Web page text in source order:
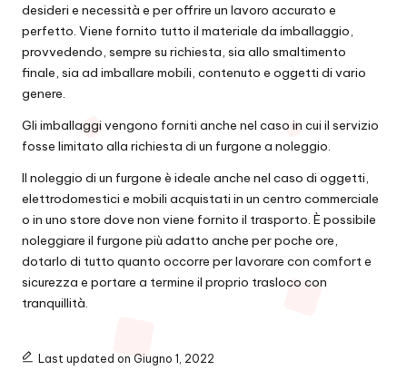
desideri e necessità e per offrire un lavoro accurato e
perfetto. Viene fornito tutto il materiale da imballaggio,
provvedendo, sempre su richiesta, sia allo smaltimento
finale, sia ad imballare mobili, contenuto e oggetti di vario
genere.
Gli imballaggi vengono forniti anche nel caso in cui il servizio
fosse limitato alla richiesta di un furgone a noleggio.
Il noleggio di un furgone è ideale anche nel caso di oggetti,
elettrodomestici e mobili acquistati in un centro commerciale
o in uno store dove non viene fornito il trasporto. È possibile
noleggiare il furgone più adatto anche per poche ore,
dotarlo di tutto quanto occorre per lavorare con comfort e
sicurezza e portare a termine il proprio trasloco con
tranquillità.
Last updated on Giugno 1, 2022